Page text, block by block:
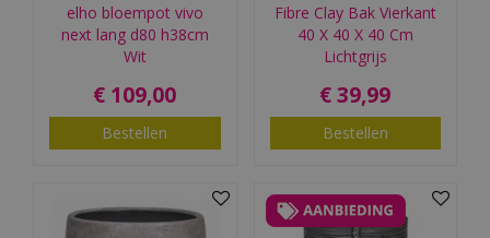
elho bloempot vivo
next lang d80 h38cm
Wit
€ 109,00
Bestellen
Fibre Clay Bak Vierkant
40 X 40 X 40 Cm
Lichtgrijs
€ 39,99
Bestellen